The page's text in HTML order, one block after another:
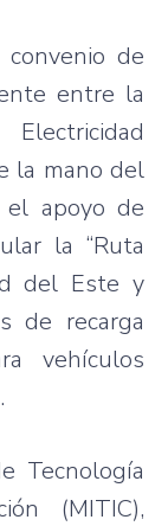
de
entre la
la mano del
el apoyo de
la “Ruta
del Este y
de recarga
vehículos
Tecnología
(MITIC),